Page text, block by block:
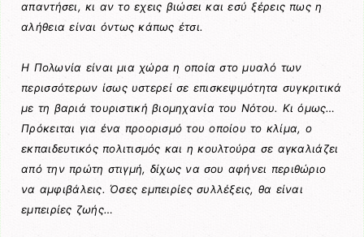
απαντήσει, κι αν το εχεις βιώσει και εσύ ξέρεις πως η
αλήθεια είναι όντως κάπως έτσι.
Η Πολωνία είναι μια χώρα η οποία στο μυαλό των
περισσότερων ίσως υστερεί σε επισκεψιμότητα συγκριτικά
με τη βαριά τουριστική βιομηχανία του Νότου. Κι όμως…
Πρόκειται για ένα προορισμό του οποίου το κλίμα, ο
εκπαιδευτικός πολιτισμός και η κουλτούρα σε αγκαλιάζει
από την πρώτη στιγμή, δίχως να σου αφήνει περιθώριο
να αμφιβάλεις. Όσες εμπειρίες συλλέξεις, θα είναι
εμπειρίες ζωής…